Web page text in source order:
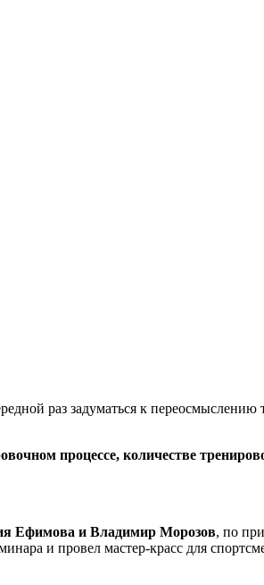
раз задуматься к переосмыслению
процессе, количестве
Ефимова и Владимир Морозов, по
и провел мастер-красс для